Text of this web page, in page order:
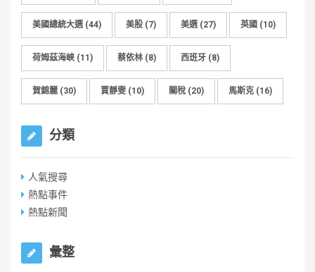
美國總統大選(44) 美股 (7) 美選(27) 英國 (10)
荷姆茲海峽 (11) 蔡依林 (8) 西班牙 (8)
賀錦麗 (30) 賈靜雯 (10) 關稅 (20) 馬斯克 (16)
分類
人氣搜尋
熱點事件
熱點新聞
彙整